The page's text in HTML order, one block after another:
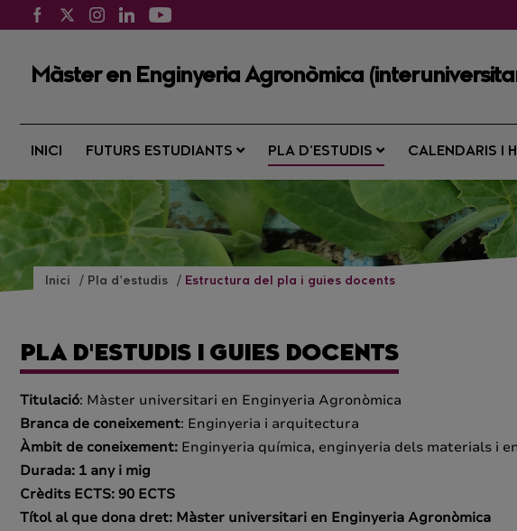
Màster en Enginyeria Agronòmica
INICI FUTURS ESTUDIANTS PLA D’ESTUDIS CALENDARIS I
Inici Pla d’estudis Estructura del pla i guies docents
PLA D'ESTUDIS I GUIES DOCENTS
Titulació: Màster universitari en Enginyeria Agronòmica
Branca de coneixement: Enginyeria i arquitectura
Àmbit de coneixement: Enginyeria química, enginyeria dels materials i
Durada: 1 any i mig
Crèdits ECTS: 90 ECTS
Títol al que dona dret: Màster universitari en Enginyeria Agronòmica